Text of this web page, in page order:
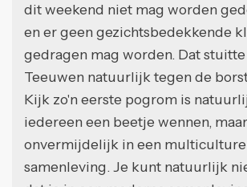
dit weekend niet mag worden
en er geen gezichtsbedekkende
gedragen mag worden. Dat stuitte
Teeuwen natuurlijk tegen de
Kijk zo'n eerste pogrom is
iedereen een beetje wennen,
onvermijdelijk in een
samenleving. Je kunt natuurlijk